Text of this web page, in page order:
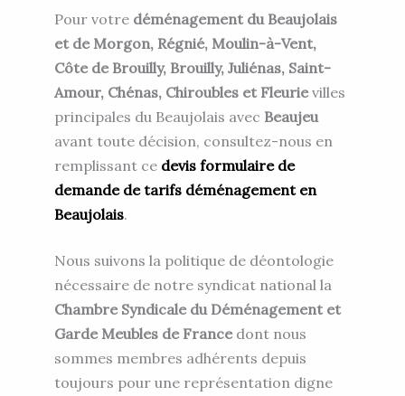
Pour votre déménagement du Beaujolais
et de Morgon, Régnié, Moulin-à-Vent,
Côte de Brouilly, Brouilly, Juliénas, Saint-
Amour, Chénas, Chiroubles et Fleurievilles
principales du Beaujolais avec Beaujeu
avant toute décision, consultez-nous en
remplissant ce devis formulaire de
demande de tarifs déménagement en
Beaujolais.
Nous suivons la politique de déontologie
nécessaire de notre syndicat national la
Chambre Syndicale du Déménagement et
Garde Meubles de Francedont nous
sommes membres adhérents depuis
toujours pour une représentation digne